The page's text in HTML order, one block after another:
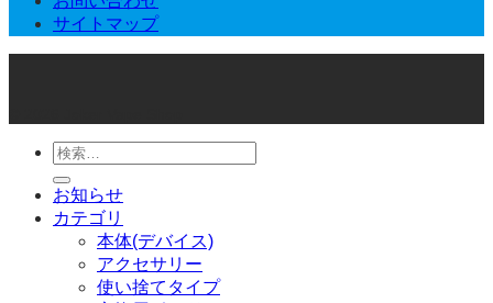
サイトマップ
検
索
対
象:
お知らせ
カテゴリ
本体(デバイス)
アクセサリー
使い捨てタイプ